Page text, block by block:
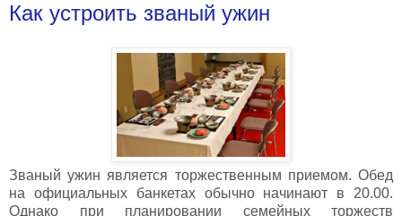
Как устроить званый ужин
Званый ужин является торжественным приемом. Обед
на официальных банкетах обычно начинают в 20.00.
Однако при планировании семейных торжеств